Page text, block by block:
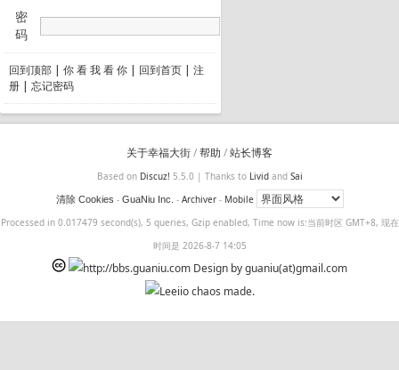
密
码
回到顶部 | 你 看 我 看 你 | 回到首页 | 注
册 | 忘记密码
关于幸福大街/帮助 /站长博客
Based on Discuz! 5.5.0 | Thanks to Lividand Sai
清除 Cookies - GuaNiu Inc. - Archiver- Mobile
Processed in 0.017479 second(s), 5 queries, Gzip enabled, Time now is:当前时区 GMT+8, 现在
时间是 2026-8-7 14:05